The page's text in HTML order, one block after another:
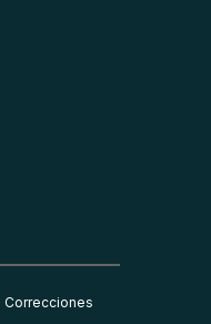
Correcciones